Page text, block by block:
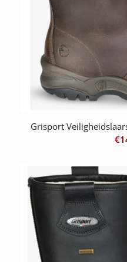
Grisport
€